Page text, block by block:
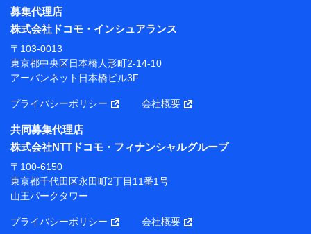
【利用目的】
当社または株式会社NTTドコモ・フィナンシャルグルー
プが提供する保険関連サービスにおけるユーザー登録受
付および管理のため
当社または株式会社NTTドコモ・フィナンシャルグルー
携会社の保険その他に関する情報を提供するため、また
維持管理等の委託業務遂行のため、またそれらに付帯、
関連する当社または株式会社NTTドコモ・フィナンシャ
ルグループおよび提携会社のサービスを案内、提供する
ため
（各サービスで取得したサービス利用履歴、ウェブサイ
トの閲覧履歴、購買履歴、ご契約内容等のパーソナルデ
ータを分析して、お客さまの趣味・嗜好・傾向に応じた
サービス・商品等に関するご提案や広告の配信等を行う
ことがあります。）
募集代理店
株式会社ドコモ・インシュアランス
〒103-0013
東京都中央区日本橋人形町2-14-10
アーバンネット日本橋ビル3F
プライバシーポリシー 会社概要
共同募集代理店
株式会社NTTドコモ・フィナンシャルグループ
〒100-6150
東京都千代田区永田町2丁目11番1号
山王パークタワー
プライバシーポリシー 会社概要